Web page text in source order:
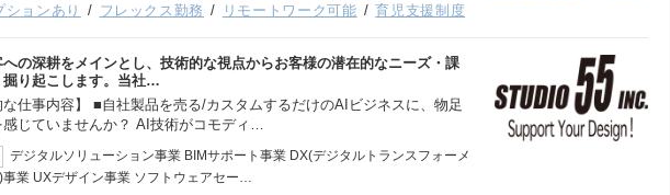
ションあり
フレックス勤務 リモートワーク可能 育児支援制度
への深耕をメインとし、技術的な視点からお客様の潜在的なニーズ・課
掘り起こします。当社…
な仕事内容】 ■自社製品を売る/カスタムするだけのAIビジネスに、物足
感じていませんか？ AI技術がコモディ…
デジタルソリューション事業 BIMサポート事業 DX(デジタルトランスフォーメ
事業 UXデザイン事業 ソフトウェアセー…